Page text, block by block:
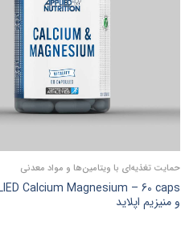
حمایت تغذیه‌ای با ویتامین‌ها و مواد معدنی
و منیزیم اپلاید